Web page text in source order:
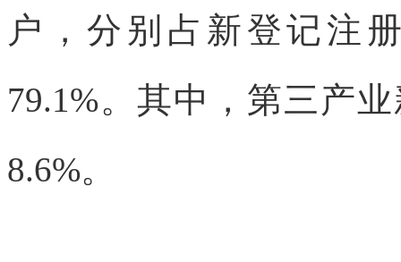
户，分别占新登记注
79.1%。其中，第三产业
8.6%。